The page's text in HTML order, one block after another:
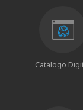
Catalogo